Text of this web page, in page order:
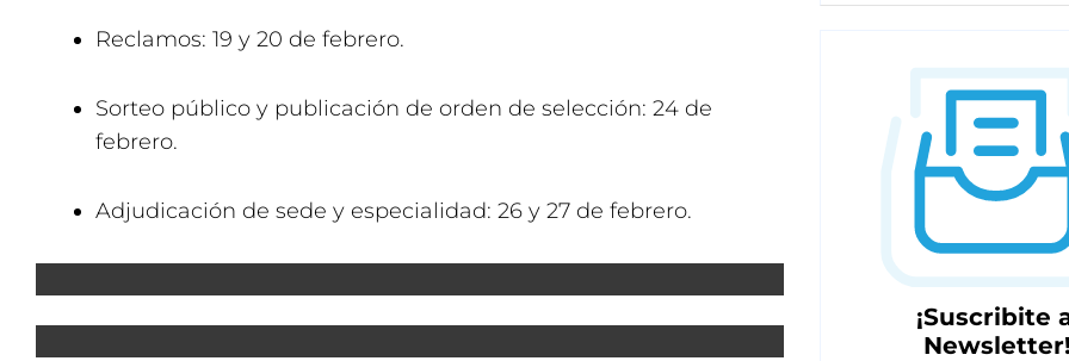
Reclamos: 19 y 20 de febrero.
Sorteo público y publicación de orden de selección: 24 de
febrero.
Adjudicación de sede y especialidad: 26 y 27 de febrero.
¡Suscribite